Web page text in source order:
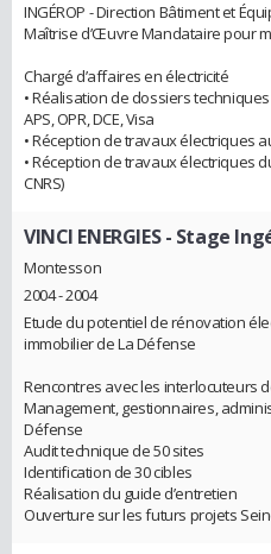
INGÉROP - Direction Bâtiment et
Maîtrise d’Œuvre Mandataire pour
Chargé d’affaires en électricité
• Réalisation de dossiers
APS, OPR, DCE, Visa
• Réception de travaux électriques
• Réception de travaux électriques
CNRS)
VINCI ENERGIES- Stage
Montesson
2004 - 2004
Etude du potentiel de rénovation
immobilier de La Défense
Rencontres avec les interlocuteurs
Management, gestionnaires,
Défense
Audit technique de 50 sites
Identification de 30 cibles
Réalisation du guide d’entretien
Ouverture sur les futurs projets